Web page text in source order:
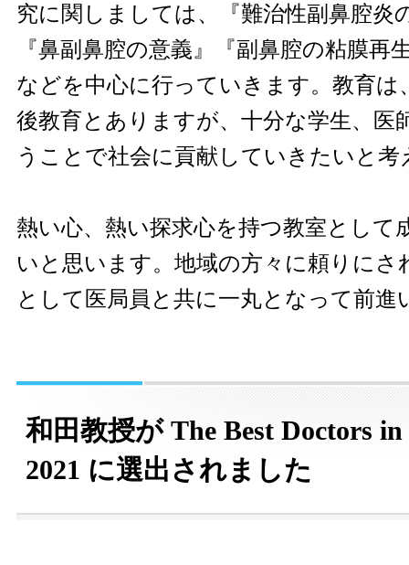
究に関しましては、『難治性副鼻腔炎
『鼻副鼻腔の意義』『副鼻腔の粘膜再
などを中心に行っていきます。教育は
後教育とありますが、十分な学生、医
うことで社会に貢献していきたいと考
熱い心、熱い探求心を持つ教室として
いと思います。地域の方々に頼りにさ
として医局員と共に一丸となって前進
和田教授が The Best Doctors in
2021 に選出されました